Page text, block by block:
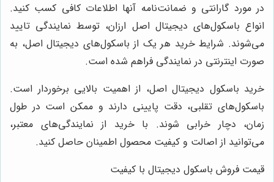
مورد گارانتی و ضمانت‌نامه آنها اطلاعات کافی کسب کنید.
باسکول‌های دیجیتال اصل ارزان، توسط نمایندگی تایید
شرایط خرید هر یک از باسکول‌های دیجیتال اصل، به
اینترنتی در نمایندگی فراهم شده است.
باسکول دیجیتال اصل، از اهمیت بالایی برخوردار است.
تقلبی، دقت پایینی دارند و ممکن است در طول
دچار خرابی شوند. با خرید از نمایندگی‌های معتبر،
از اصالت و کیفیت محصول اطمینان حاصل کنید.
فروش باسکول دیجیتال با کیفیت